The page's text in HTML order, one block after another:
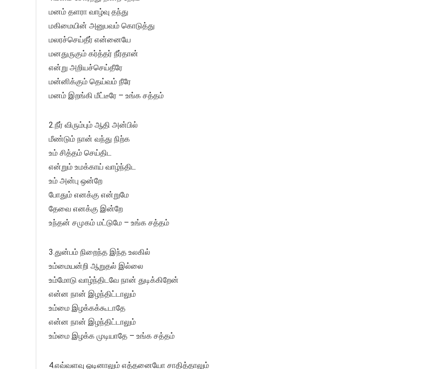
மனம் தளரா வாழ்வு தந்து
மகிமையின் அனுபவம் கொடுத்து
மலரச்செய்தீர் என்னையே
மனதுருகும் கர்த்தர் நீர்தான்
என்று அறியச்செய்தீரே
மன்னிக்கும் தெய்வம் நீரே
மனம் இறங்கி மீட்டீரே – உங்க சத்தம்
2.நீர் விரும்பும் ஆதி அன்பில்
மீண்டும் நான் வந்து நிற்க
உம் சித்தம் செய்திட
என்றும் உமக்காய் வாழ்ந்திட
உம் அன்பு ஒன்றே
போதும் எனக்கு என்றுமே
தேவை எனக்கு இன்றே
உந்தன் சமுகம் மட்டுமே – உங்க சத்தம்
3.துன்பம் நிறைந்த இந்த உலகில்
உம்மையன்றி ஆறுதல் இல்லை
உம்மோடு வாழ்ந்திடவே நான் துடிக்கிறேன்
என்ன நான் இழந்திட்டாலும்
உம்மை இழக்கக்கூடாதே
என்ன நான் இழந்திட்டாலும்
உம்மை இழக்க முடியாதே – உங்க சத்தம்
4.எவ்வளவு ஓடினாலும் எத்தனையோ சாதித்தாலும்